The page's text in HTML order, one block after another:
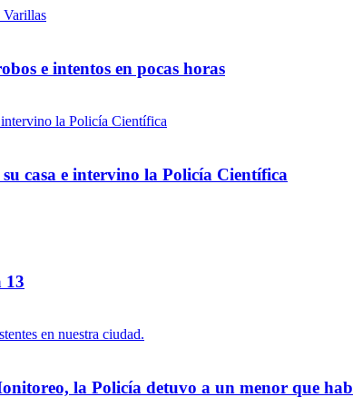
e intentos en pocas horas
casa e intervino la Policía Científica
13
la Policía detuvo a un menor que